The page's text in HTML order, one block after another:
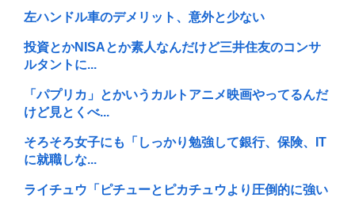
左ハンドル車のデメリット、意外と少ない
投資とかNISAとか素人なんだけど三井住友のコンサ
ルタントに...
「パプリカ」とかいうカルトアニメ映画やってるんだ
けど見とくべ...
そろそろ女子にも「しっかり勉強して銀行、保険、IT
に就職しな...
ライチュウ「ピチューとピカチュウより圧倒的に強い